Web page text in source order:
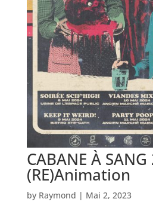
CABANE À
(RE)Animation
by Raymond | Mai 2, 2023